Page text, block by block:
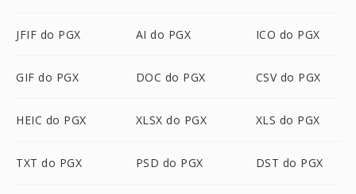
JFIF do PGX AI do PGX ICO do PGX
GIF do PGX DOC do PGX CSV do PGX
HEIC do PGX XLSX do PGX XLS do PGX
TXT do PGX PSD do PGX DST do PGX